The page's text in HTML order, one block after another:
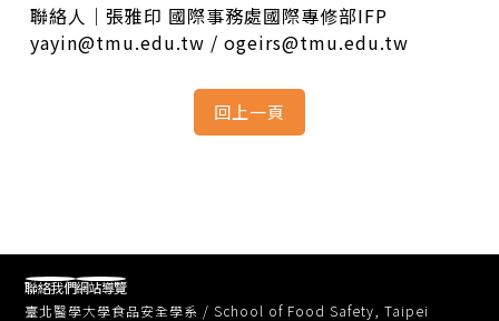
聯絡人｜張雅印 國際事務處國際專修部IFP
yayin@tmu.edu.tw / ogeirs@tmu.edu.tw
臺北醫學大學食品安全學系 / School of Food Safety, Taipei
聯絡我們網站導覽